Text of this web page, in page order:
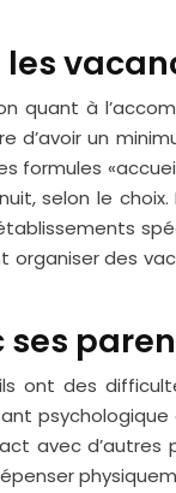
quant à
un
formules
selon le
organiser des
ses
ont des
avec d’autres